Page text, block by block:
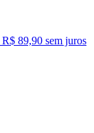
R$ 89,90 sem juros